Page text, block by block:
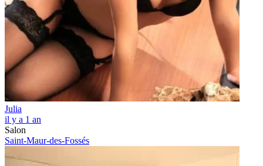
Julia
il y a 1 an
Salon
Saint-Maur-des-Fossés